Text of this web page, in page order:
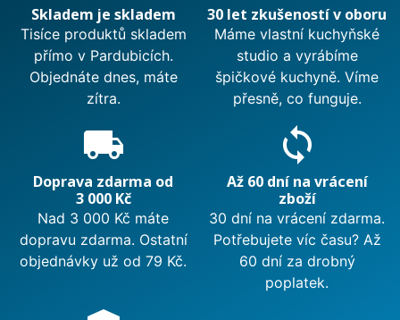
Skladem je skladem
Tisíce produktů skladem
přímo v Pardubicích.
Objednáte dnes, máte
zítra.
30 let zkušeností v oboru
Máme vlastní kuchyňské
studio a vyrábíme
špičkové kuchyně. Víme
přesně, co funguje.
local_shipping
Doprava zdarma od
3 000 Kč
Nad 3 000 Kč máte
dopravu zdarma. Ostatní
objednávky už od 79 Kč.
sync
Až 60 dní na vrácení
zboží
30 dní na vrácení zdarma.
Potřebujete víc času? Až
60 dní za drobný
poplatek.